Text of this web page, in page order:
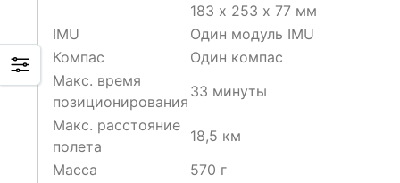
183 х 253 х 77 мм
IMU
Один модуль IMU
Компас
Один компас
Макс. время
позиционирования
33 минуты
Макс. расстояние
полета
18,5 км
Масса
570 г